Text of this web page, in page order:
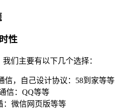
性
们主要有以下几个选择：
信，自己设计协议：58到家等等
信：QQ等等
：微信网页版等等